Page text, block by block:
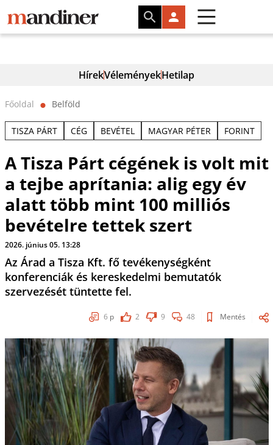
HírekVéleményekHetilap
Főoldal ⬤ Belföld
TISZA PÁRT CÉG BEVÉTEL MAGYAR PÉTER FORINT
A Tisza Párt cégének is volt mit
a tejbe aprítania: alig egy év
alatt több mint 100 milliós
bevételre tettek szert
2026. június 05. 13:28
Az Árad a Tisza Kft. fő tevékenységként
konferenciák és kereskedelmi bemutatók
szervezését tüntette fel.
6 p 2 9 48 Mentés